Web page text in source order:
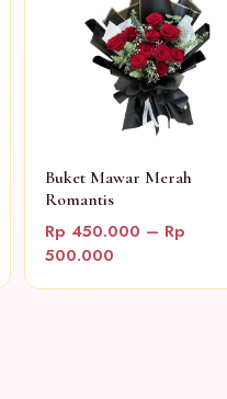
Buket Mawar Merah
Romantis
Rp 450.000 – Rp
500.000